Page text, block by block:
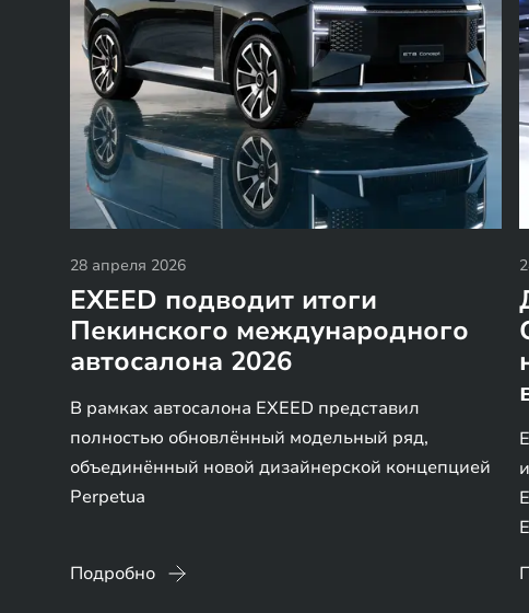
28 апреля 2026
EXEED подводит итоги
Пекинского международного
автосалона 2026
В рамках автосалона EXEED представил
полностью обновлённый модельный ряд,
объединённый новой дизайнерской концепцией
Perpetua
Подробно